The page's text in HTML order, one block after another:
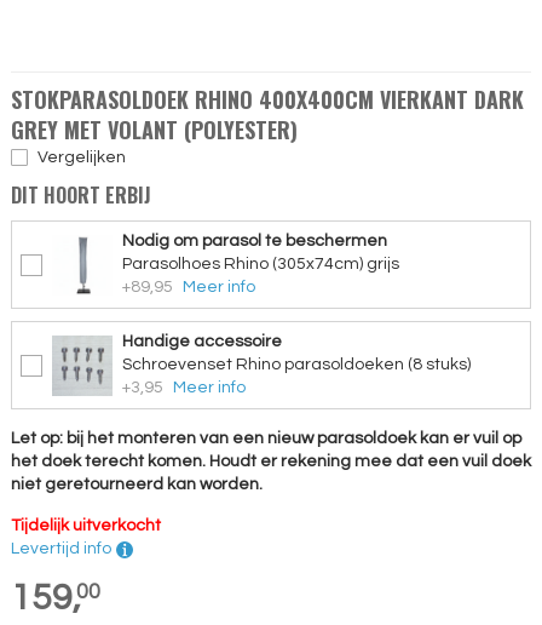
STOKPARASOLDOEK RHINO 400X400CM VIERKANT DARK
GREY MET VOLANT (POLYESTER)
Vergelijken
DIT HOORT ERBIJ
Nodig om parasol te beschermen
Parasolhoes Rhino (305x74cm) grijs
+89,95
Meer info
Handige accessoire
Schroevenset Rhino parasoldoeken (8 stuks)
+3,95
Meer info
Let op: bij het monteren van een nieuw parasoldoek kan er vuil op
het doek terecht komen. Houdt er rekening mee dat een vuil doek
niet geretourneerd kan worden.
Tijdelijk uitverkocht
Levertijd info
159,00